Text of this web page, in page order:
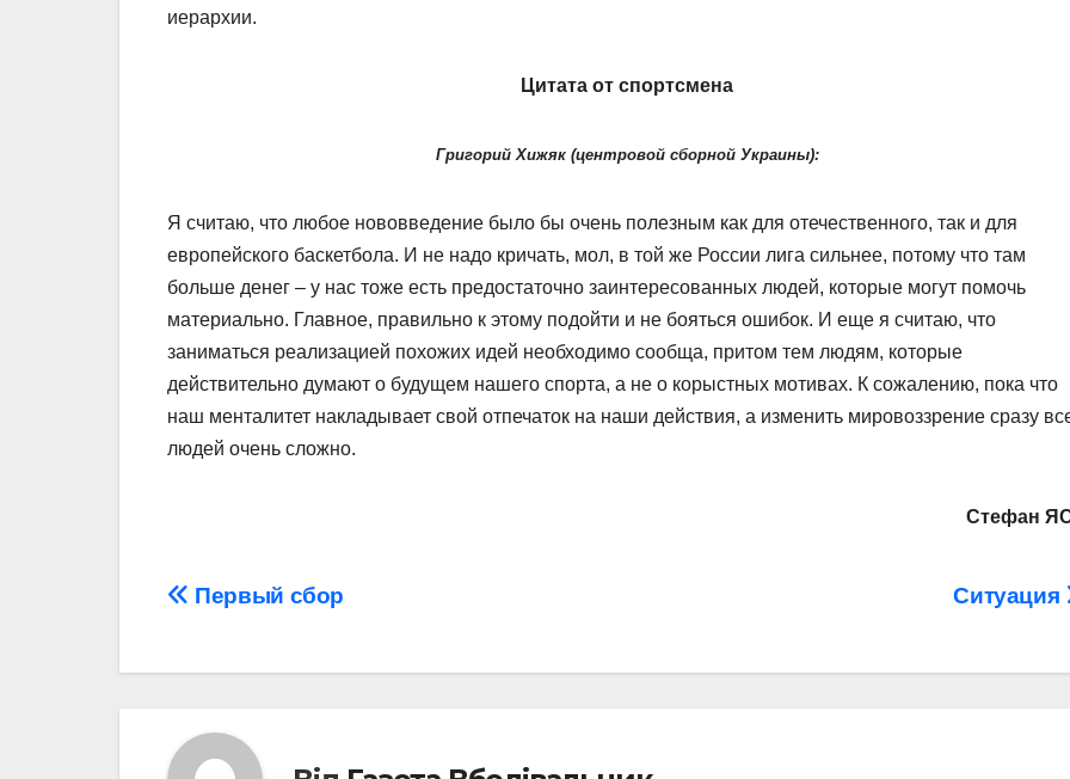
иерархии.
Цитата от спортсмена
Григорий Хижяк (центровой сборной Украины):
Я считаю, что любое нововведение было бы очень полезным как для отечественного, так и для
европейского баскетбола. И не надо кричать, мол, в той же России лига сильнее, потому что там
больше денег – у нас тоже есть предостаточно заинтересованных людей, которые могут помочь
материально. Главное, правильно к этому подойти и не бояться ошибок. И еще я считаю, что
заниматься реализацией похожих идей необходимо сообща, притом тем людям, которые
действительно думают о будущем нашего спорта, а не о корыстных мотивах. К сожалению, пока что
наш менталитет накладывает свой отпечаток на наши действия, а изменить мировоззрение сразу
людей очень сложно.
Стефан
Навігація
Ситуация
Первый сбор